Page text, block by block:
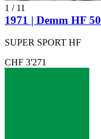
1 / 11
1971 | Demm HF 50
SUPER SPORT HF
CHF 3'271